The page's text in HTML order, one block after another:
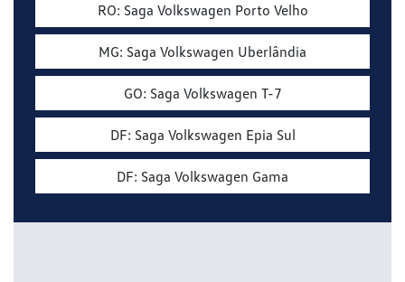
RO: Saga Volkswagen Porto Velho
MG: Saga Volkswagen Uberlândia
GO: Saga Volkswagen T-7
DF: Saga Volkswagen Epia Sul
DF: Saga Volkswagen Gama